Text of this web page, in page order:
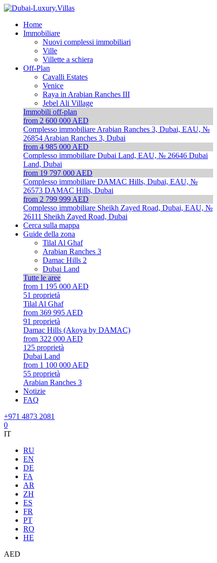
Home
Immobiliare
Nuovi complessi immobiliari
Ville
Villette a schiera
Off-Plan
Cavalli Estates
Venice
Raya in Arabian Ranches III
Jebel Ali Village
Immobili off-plan
from 2 600 000 AED
Complesso immobiliare Arabian Ranches 3, Dubai, EAU, №
26854 Arabian Ranches 3, Dubai
from 4 985 000 AED
Complesso immobiliare Dubai Land, EAU, № 26646 Dubai
Land, Dubai
from 19 797 000 AED
Complesso immobiliare DAMAC Hills, Dubai, EAU, №
26573 DAMAC Hills, Dubai
from 2 799 999 AED
Complesso immobiliare Sheikh Zayed Road, Dubai, EAU, №
26111 Sheikh Zayed Road, Dubai
Cerca sulla mappa
Guide della zona
Tilal Al Ghaf
Arabian Ranches 3
Damac Hills 2
Dubai Land
Tutte le aree
from 1 195 000 AED
51 proprietà
Tilal Al Ghaf
from 369 995 AED
91 proprietà
Damac Hills (Akoya by DAMAC)
from 322 000 AED
125 proprietà
Dubai Land
from 1 100 000 AED
55 proprietà
Arabian Ranches 3
Notizie
FAQ
+971 4873 2081
0
IT
RU
EN
DE
FA
AR
ZH
ES
FR
PT
RO
HE
AED